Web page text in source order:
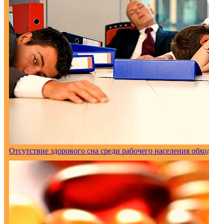
Отсутствие здорового сна среди рабочего населения